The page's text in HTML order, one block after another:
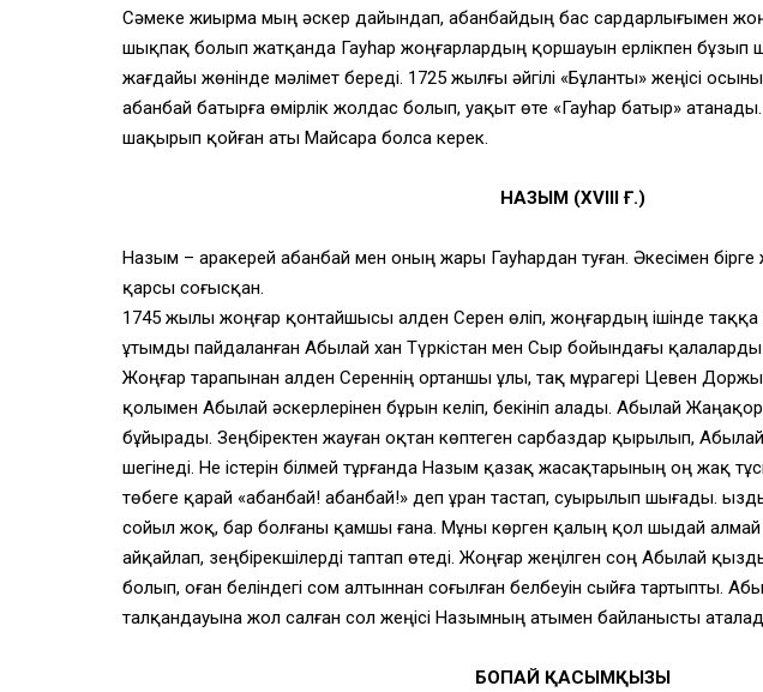
Сәмеке жиырма мың әскер дайындап, Қабанбайдың бас сардарлығымен
шықпақ болып жатқанда Гауһар жоңғарлардың қоршауын ерлікпен бұзып
жағдайы жөнінде мәлімет береді. 1725 жылғы әйгілі «Бұланты» жеңісі
Қабанбай батырға өмірлік жолдас болып, уақыт өте «Гауһар батыр»
шақырып қойған аты Майсара болса керек.
НАЗЫМ (ХVІІІ Ғ.)
Назым – Қаракерей Қабанбай мен оның жары Гауһардан туған. Әкесімен
қарсы соғысқан.
1745 жылы жоңғар қонтайшысы Қалден Серен өліп, жоңғардың ішінде таққа
ұтымды пайдаланған Абылай хан Түркістан мен Сыр бойындағы қалаларды
Жоңғар тарапынан Қалден Сереннің ортаншы ұлы, тақ мұрагері Цевен
қолымен Абылай әскерлерінен бұрын келіп, бекініп алады. Абылай
бұйырады. Зеңбіректен жауған оқтан көптеген сарбаздар қырылып,
шегінеді. Не істерін білмей тұрғанда Назым қазақ жасақтарының оң жақ
төбеге қарай «Қабанбай! Қабанбай!» деп ұран тастап, суырылып шығады.
сойыл жоқ, бар болғаны қамшы ғана. Мұны көрген қалың қол шыдай
айқайлап, зеңбірекшілерді таптап өтеді. Жоңғар жеңілген соң Абылай
болып, оған беліндегі сом алтыннан соғылған белбеуін сыйға тартыпты.
талқандауына жол салған сол жеңісі Назымның атымен байланысты
БОПАЙ ҚАСЫМҚЫЗЫ